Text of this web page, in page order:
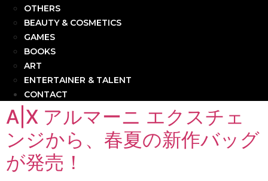
OTHERS
BEAUTY & COSMETICS
GAMES
BOOKS
ART
ENTERTAINER & TALENT
CONTACT
A|X アルマーニ エクスチェ
ンジから、春夏の新作バッグ
が発売！